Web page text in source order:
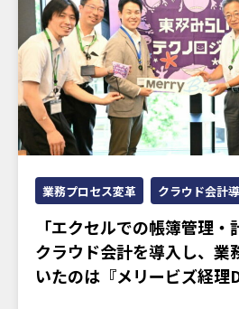
業務プロセス変革 クラウド会計
「エクセルでの帳簿管理・
クラウド会計を導入し、
いたのは『メリービズ経理